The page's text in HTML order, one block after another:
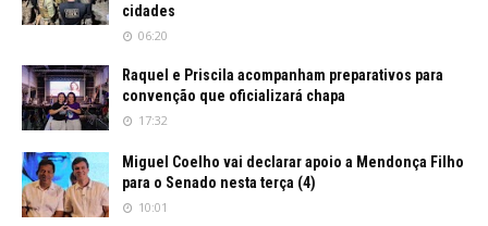
cidades
06:20
Raquel e Priscila acompanham preparativos para
convenção que oficializará chapa
17:32
Miguel Coelho vai declarar apoio a Mendonça Filho
para o Senado nesta terça (4)
10:01